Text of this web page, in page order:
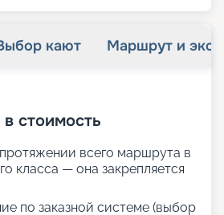
кают Маршрут и
стоимость
всего маршрута в
класса — она закрепляется
по заказной системе (выбор